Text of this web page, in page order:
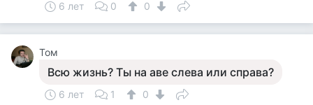
6 лет 0 0
Том
Всю жизнь? Ты на аве слева или справа?
6 лет 1
0